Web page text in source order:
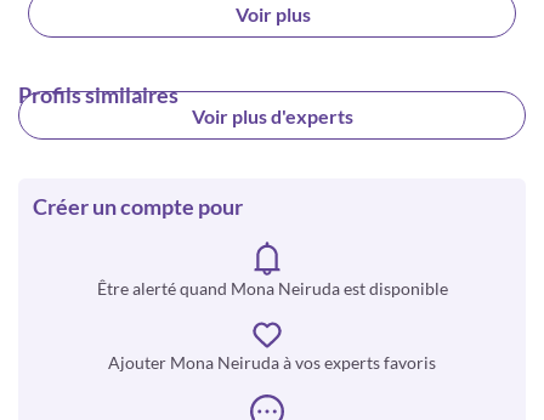
Voir plus
Profils similaires
Voir plus d'experts
Créer un compte pour
Être alerté quand Mona Neiruda est disponible
Ajouter Mona Neiruda à vos experts favoris